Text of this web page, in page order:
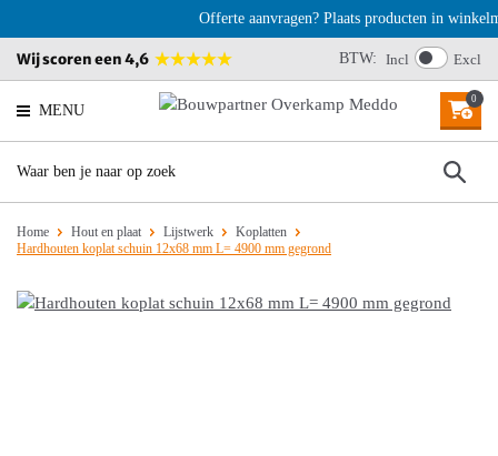
Offerte aanvragen? Plaats producten in
Wij scoren een 4,6 BTW: Incl Excl
MENU
0
Home Hout en plaat Lijstwerk
Koplatten
Hardhouten koplat schuin 12x68 mm L= 4900 mm gegrond